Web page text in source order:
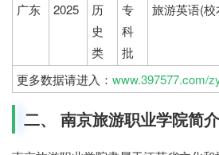
广东 2025
历
史
类
专
科
批
旅游英语(校
更多数据请进入： www.397577.com/
二、 南京旅游职业学院简介